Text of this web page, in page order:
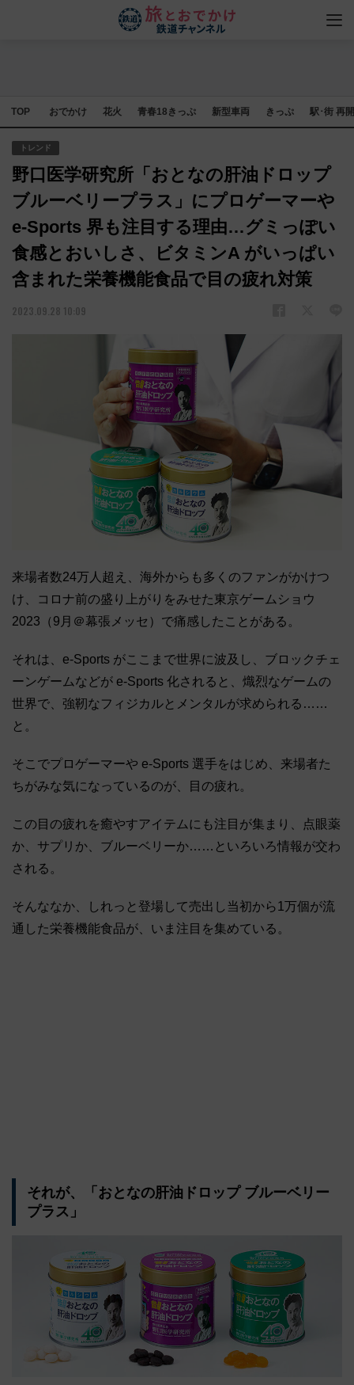
TOP おでかけ 花火 青春18きっぷ 新型車両 きっぷ 駅･街 再
トレンド
野口医学研究所「おとなの肝油ドロップ
ブルーベリープラス」にプロゲーマーや
e-Sports 界も注目する理由…グミっぽい
食感とおいしさ、ビタミンA がいっぱい
含まれた栄養機能食品で目の疲れ対策
2023.09.28 10:09
来場者数24万人超え、海外からも多くのファンがかけつ
け、コロナ前の盛り上がりをみせた東京ゲームショウ
2023（9月＠幕張メッセ）で痛感したことがある。
それは、e-Sports がここまで世界に波及し、ブロックチェ
ーンゲームなどが e-Sports 化されると、熾烈なゲームの
世界で、強靭なフィジカルとメンタルが求められる……
と。
そこでプロゲーマーや e-Sports 選手をはじめ、来場者た
ちがみな気になっているのが、目の疲れ。
この目の疲れを癒やすアイテムにも注目が集まり、点眼薬
か、サプリか、ブルーベリーか……といろいろ情報が交わ
される。
そんななか、しれっと登場して売出し当初から1万個が流
通した栄養機能食品が、いま注目を集めている。
それが、「おとなの肝油ドロップ ブルーベリー
プラス」